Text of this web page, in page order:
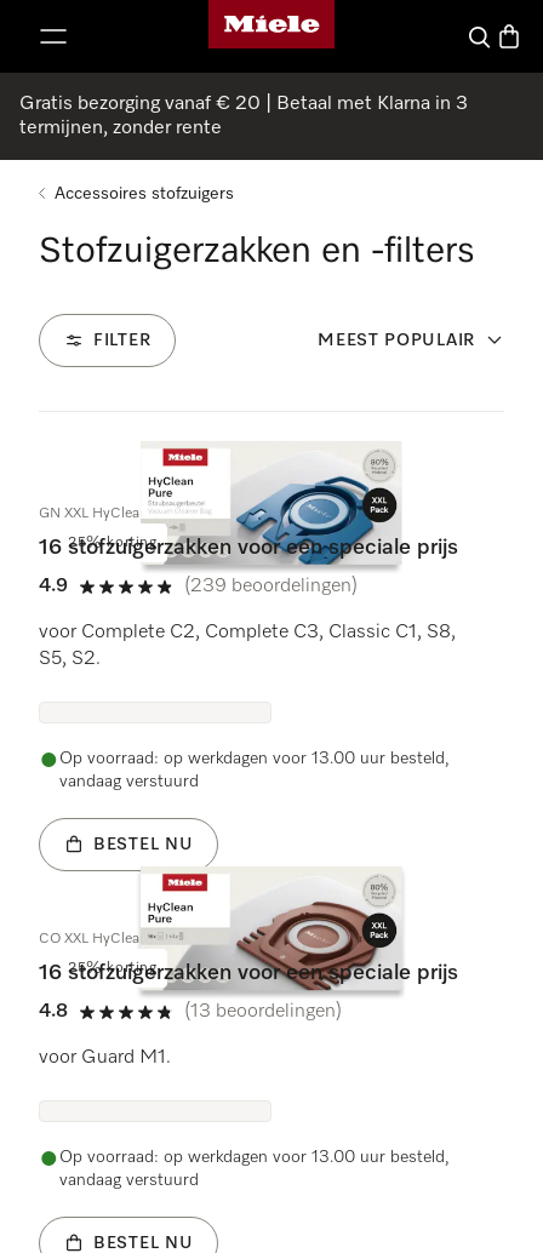
Homepage van Miele
Wat zoek
Gratis bezorging vanaf € 20 | Betaal met Klarna in 3
termijnen, zonder rente
Accessoires stofzuigers
Stofzuigerzakken en -filters
FILTER MEEST POPULAIR
32
25% korting
GN XXL HyClean Pure
16 stofzuigerzakken voor een speciale prijs
4.9
4.9 sterren op 5
(239 beoordelingen)
voor Complete C2, Complete C3, Classic C1, S8,
S5, S2.
Op voorraad: op werkdagen voor 13.00 uur besteld,
vandaag verstuurd
BESTEL NU
25% korting
CO XXL HyClean Pure
16 stofzuigerzakken voor een speciale prijs
4.8
4.8 sterren op 5
(13 beoordelingen)
voor Guard M1.
Op voorraad: op werkdagen voor 13.00 uur besteld,
vandaag verstuurd
BESTEL NU